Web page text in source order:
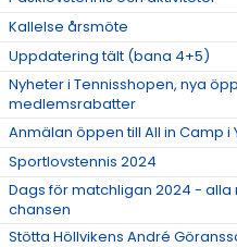
Kallelse årsmöte
Uppdatering tält (bana 4+5)
Nyheter i Tennisshopen, nya
medlemsrabatter
Anmälan öppen till All in Camp i
Sportlovstennis 2024
Dags för matchligan 2024 - alla
chansen
Stötta Höllvikens André